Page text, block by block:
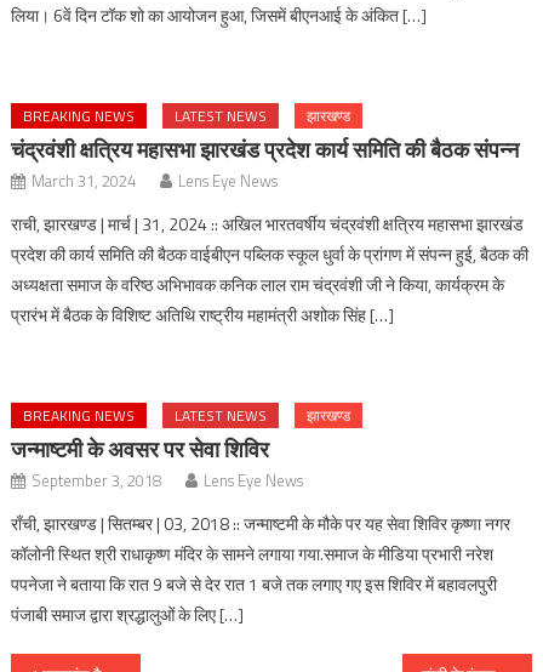
लिया। 6वें दिन टॉक शो का आयोजन हुआ, जिसमें बीएनआई के अंकित […]
BREAKING NEWS LATEST NEWS झारखण्ड
चंद्रवंशी क्षत्रिय महासभा झारखंड प्रदेश कार्य समिति की बैठक संपन्न
March 31, 2024 Lens Eye News
राची, झारखण्ड | मार्च | 31, 2024 :: अखिल भारतवर्षीय चंद्रवंशी क्षत्रिय महासभा झारखंड
प्रदेश की कार्य समिति की बैठक वाईबीएन पब्लिक स्कूल धुर्वा के प्रांगण में संपन्न हुई, बैठक की
अध्यक्षता समाज के वरिष्ठ अभिभावक कनिक लाल राम चंद्रवंशी जी ने किया, कार्यक्रम के
प्रारंभ में बैठक के विशिष्ट अतिथि राष्ट्रीय महामंत्री अशोक सिंह […]
BREAKING NEWS LATEST NEWS झारखण्ड
जन्माष्टमी के अवसर पर सेवा शिविर
September 3, 2018 Lens Eye News
राँची, झारखण्ड | सितम्बर | 03, 2018 :: जन्माष्टमी के मौके पर यह सेवा शिविर कृष्णा नगर
कॉलोनी स्थित श्री राधाकृष्ण मंदिर के सामने लगाया गया.समाज के मीडिया प्रभारी नरेश
पपनेजा ने बताया कि रात 9 बजे से देर रात 1 बजे तक लगाए गए इस शिविर में बहावलपुरी
पंजाबी समाज द्वारा श्रद्धालुओं के लिए […]